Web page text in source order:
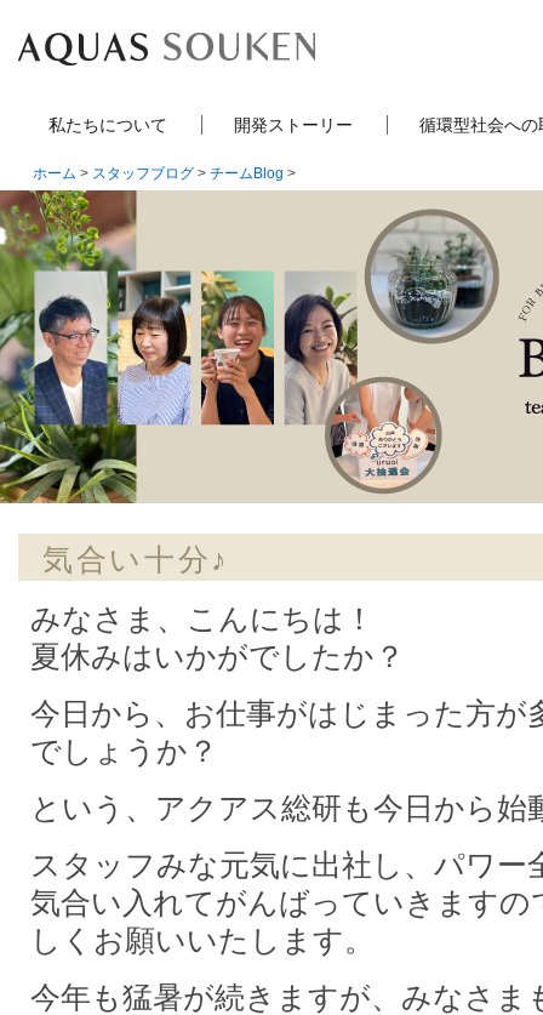
私たちについて 開発ストーリー 循環型社会への
ホーム > スタッフブログ > チームBlog >
気合い十分♪
みなさま、こんにちは！
夏休みはいかがでしたか？
今日から、お仕事がはじまった方が
でしょうか？
という、アクアス総研も今日から始
スタッフみな元気に出社し、パワー
気合い入れてがんばっていきますの
しくお願いいたします。
今年も猛暑が続きますが、みなさま